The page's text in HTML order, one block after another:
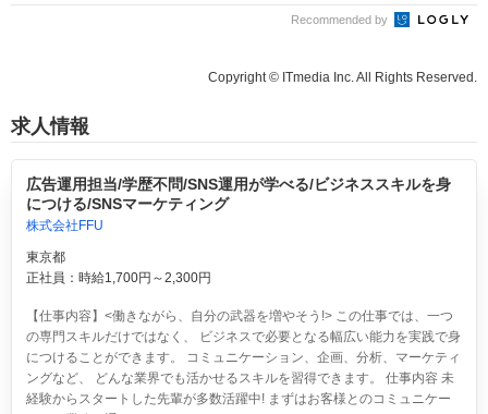
Recommended by
Copyright © ITmedia Inc. All Rights Reserved.
求人情報
広告運用担当/学歴不問/SNS運用が学べる/ビジネススキルを身
につける/SNSマーケティング
株式会社FFU
東京都
正社員：時給1,700円～2,300円
【仕事内容】<働きながら、自分の武器を増やそう!> この仕事では、一つ
の専門スキルだけではなく、 ビジネスで必要となる幅広い能力を実践で身
につけることができます。 コミュニケーション、企画、分析、マーケティ
ングなど、 どんな業界でも活かせるスキルを習得できます。 仕事内容 未
経験からスタートした先輩が多数活躍中! まずはお客様とのコミュニケー